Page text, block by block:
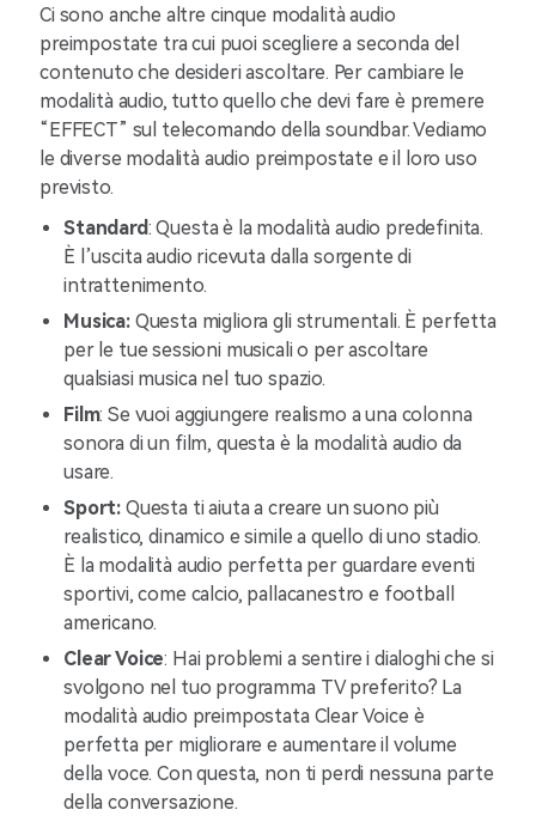
Ci sono anche altre cinque modalità audio
preimpostate tra cui puoi scegliere a seconda del
contenuto che desideri ascoltare. Per cambiare le
modalità audio, tutto quello che devi fare è premere
“EFFECT” sul telecomando della soundbar. Vediamo
le diverse modalità audio preimpostate e il loro uso
previsto.
Standard: Questa è la modalità audio predefinita.
È l’uscita audio ricevuta dalla sorgente di
intrattenimento.
Musica:Questa migliora gli strumentali. È perfetta
per le tue sessioni musicali o per ascoltare
qualsiasi musica nel tuo spazio.
Film: Se vuoi aggiungere realismo a una colonna
sonora di un film, questa è la modalità audio da
usare.
Sport: Questa ti aiuta a creare un suono più
realistico, dinamico e simile a quello di uno stadio.
È la modalità audio perfetta per guardare eventi
sportivi, come calcio, pallacanestro e football
americano.
Clear Voice: Hai problemi a sentire i dialoghi che si
svolgono nel tuo programma TV preferito? La
modalità audio preimpostata Clear Voice è
perfetta per migliorare e aumentare il volume
della voce. Con questa, non ti perdi nessuna parte
della conversazione.